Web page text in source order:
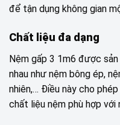
để tận dụng không gian
Chất liệu đa dạng
Nệm gấp 3 1m6 được
nhau như nệm bông ép,
nhiên,… Điều này cho
chất liệu nệm phù hợp với